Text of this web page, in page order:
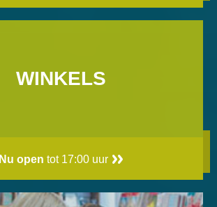
WINKELS
Nu open tot 17:00 uur